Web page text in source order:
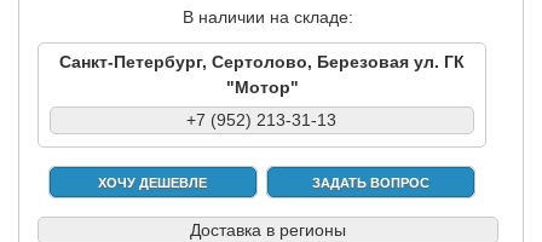
В наличии на складе:
Санкт-Петербург, Сертолово, Березовая ул. ГК
"Мотор"
+7 (952) 213-31-13
ХОЧУ ДЕШЕВЛЕ ЗАДАТЬ ВОПРОС
Доставка в регионы